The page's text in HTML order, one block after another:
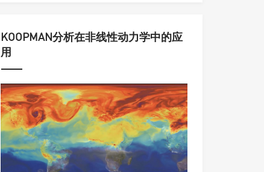
KOOPMAN分析在非线性动力学中的应
用